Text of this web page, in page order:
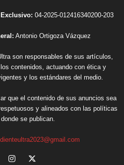
Exclusivo: 04-2025-012416340200-203
Antonio Ortigoza Vázquez
son responsables de sus artículos,
contenidos, actuando con ética y
y los estándares del medio.
que el contenido de sus anuncios sea
y alineados con las políticas
se publican.